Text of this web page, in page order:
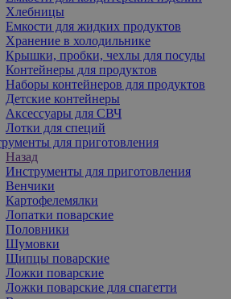
Хлебницы
Емкости для жидких продуктов
Хранение в холодильнике
Крышки, пробки, чехлы для посуды
Контейнеры для продуктов
Наборы контейнеров для продуктов
Детские контейнеры
Аксессуары для СВЧ
Лотки для специй
для приготовления
Назад
Инструменты для приготовления
Венчики
Картофелемялки
Лопатки поварские
Половники
Шумовки
Щипцы поварские
Ложки поварские
Ложки поварские для спагетти